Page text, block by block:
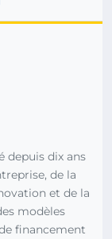
depuis dix ans
de la
et de la
modèles
financement